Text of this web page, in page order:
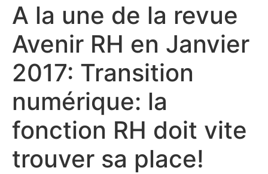
A la une de la revue
Avenir RH en Janvier
2017: Transition
numérique: la
fonction RH doit vite
trouver sa place!